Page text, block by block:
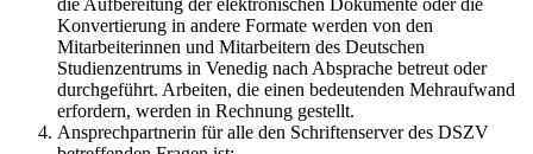
die Aufbereitung der elektronischen Dokumente oder die
Konvertierung in andere Formate werden von den
Mitarbeiterinnen und Mitarbeitern des Deutschen
Studienzentrums in Venedig nach Absprache betreut oder
durchgeführt. Arbeiten, die einen bedeutenden Mehraufwand
erfordern, werden in Rechnung gestellt.
Ansprechpartnerin für alle den Schriftenserver des DSZV